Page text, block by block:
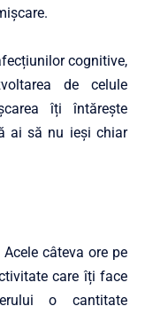
cognitive,
de celule
îți întărește
ai să nu ieși chiar
câteva ore pe
care îți face
o cantitate